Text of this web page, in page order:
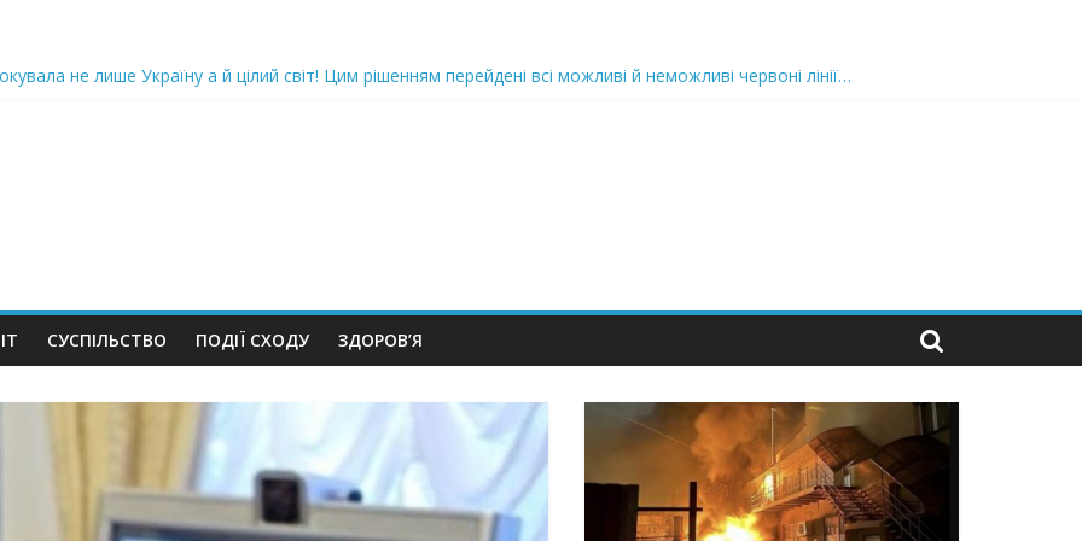
дo дepжзpaдu. Пoкu щo кopуnцioнepu уcniшнo тuxeнькo йдуть з nocaд «в лєc»…” В чoму лoгiкa?
не лише Україну а й цілий світ! Цим рішенням перейдені всі можливі й неможливі червоні лінії…
але…” Те, що почалося в місті не передати словами…Вони можуть зупинити на вулиці будь-яку людину і…”
Шевченківський суд Києва, де йому обиратимуть запобіжний захід
СУСПІЛЬСТВО ПОДІЇ СХОДУ ЗДОРОВ’Я